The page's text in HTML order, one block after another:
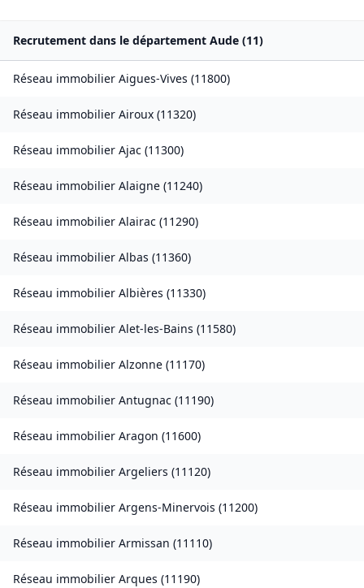
Recrutement dans le département Aude (11)
Réseau immobilier Aigues-Vives (11800)
Réseau immobilier Airoux (11320)
Réseau immobilier Ajac (11300)
Réseau immobilier Alaigne (11240)
Réseau immobilier Alairac (11290)
Réseau immobilier Albas (11360)
Réseau immobilier Albières (11330)
Réseau immobilier Alet-les-Bains (11580)
Réseau immobilier Alzonne (11170)
Réseau immobilier Antugnac (11190)
Réseau immobilier Aragon (11600)
Réseau immobilier Argeliers (11120)
Réseau immobilier Argens-Minervois (11200)
Réseau immobilier Armissan (11110)
Réseau immobilier Arques (11190)